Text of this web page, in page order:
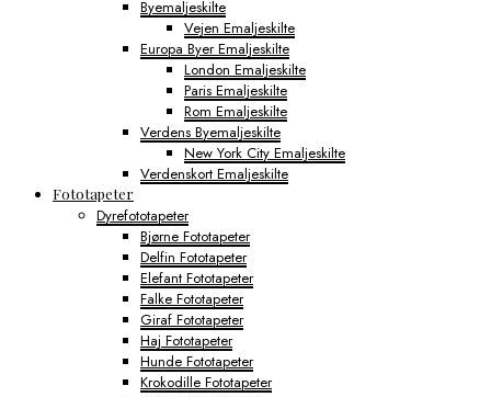
Byemaljeskilte
Vejen Emaljeskilte
Europa Byer Emaljeskilte
London Emaljeskilte
Paris Emaljeskilte
Rom Emaljeskilte
Verdens Byemaljeskilte
New York City Emaljeskilte
Verdenskort Emaljeskilte
Fototapeter
Dyrefototapeter
Bjørne Fototapeter
Delfin Fototapeter
Elefant Fototapeter
Falke Fototapeter
Giraf Fototapeter
Haj Fototapeter
Hunde Fototapeter
Krokodille Fototapeter